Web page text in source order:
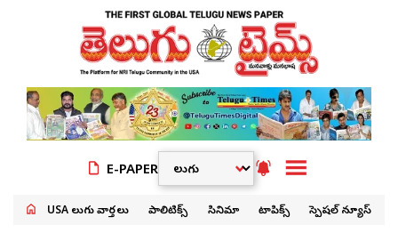
E-PAPER
USA తెలుగు వార్తలు పాలిటిక్స్ సినిమా టాపిక్స్ స్పెషల్ న్యూస్